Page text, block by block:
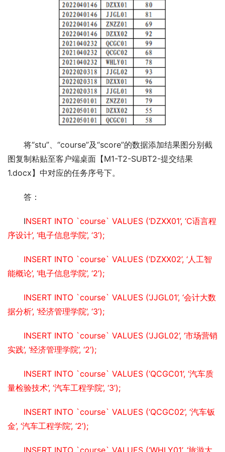
将“stu”、“course”及“score”的数据添加结果图分别截
图复制粘贴至客户端桌面【M1-T2-SUBT2-提交结果
1.docx】中对应的任务序号下。
答：
INSERT INTO `course` VALUES (‘DZXX01’, ‘C语言程
序设计’, ‘电子信息学院’, ‘3’);
INSERT INTO `course` VALUES (‘DZXX02’, ‘人工智
能概论’, ‘电子信息学院’, ‘2’);
INSERT INTO `course` VALUES (‘JJGL01’, ‘会计大数
据分析’, ‘经济管理学院’, ‘3’);
INSERT INTO `course` VALUES (‘JJGL02’, ‘市场营销
实践’, ‘经济管理学院’, ‘2’);
INSERT INTO `course` VALUES (‘QCGC01’, ‘汽车质
量检验技术’, ‘汽车工程学院’, ‘3’);
INSERT INTO `course` VALUES (‘QCGC02’, ‘汽车钣
金’, ‘汽车工程学院’, ‘2’);
INSERT INTO `course` VALUES (‘WHLY01’, ‘旅游大